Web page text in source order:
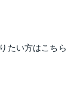
たい方はこちら